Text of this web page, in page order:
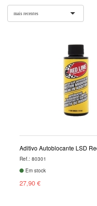
mais recentes
Aditivo Autoblocante LSD
Ref.: 80301
Em stock
27,90 €